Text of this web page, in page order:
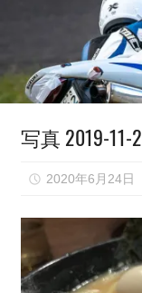
（モ
ト
ロ
グ
で
写真 2019-11-
2020年6月24日